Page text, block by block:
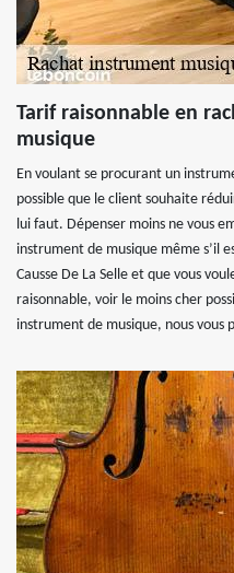
Tarif raisonnable en
musique
En voulant se procurant un
possible que le client souhaite
lui faut. Dépenser moins ne vous
instrument de musique même s’il
Causse De La Selle et que vous
raisonnable, voir le moins cher
instrument de musique, nous vous